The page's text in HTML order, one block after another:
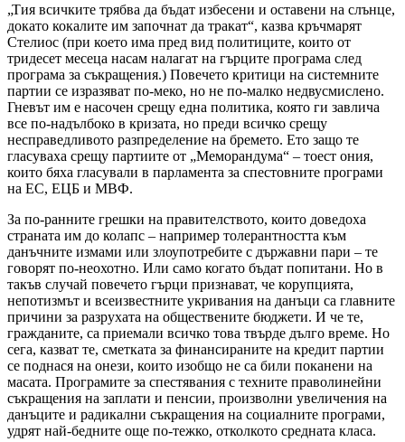
„Тия всичките трябва да бъдат избесени и оставени на слънце,
докато кокалите им започнат да тракат“, казва кръчмарят
Стелиос (при което има пред вид политиците, които от
тридесет месеца насам налагат на гърците програма след
програма за съкращения.) Повечето критици на системните
партии се изразяват по-меко, но не по-малко недвусмислено.
Гневът им е насочен срещу една политика, която ги завлича
все по-надълбоко в кризата, но преди всичко срещу
несправедливото разпределение на бремето. Ето защо те
гласуваха срещу партиите от „Меморандума“ – тоест ония,
които бяха гласували в парламента за спестовните програми
на ЕС, ЕЦБ и МВФ.
За по-ранните грешки на правителството, които доведоха
страната им до колапс – например толерантността към
данъчните измами или злоупотребите с държавни пари – те
говорят по-неохотно. Или само когато бъдат попитани. Но в
такъв случай повечето гърци признават, че корупцията,
непотизмът и всеизвестните укривания на данъци са главните
причини за разрухата на обществените бюджети. И че те,
гражданите, са приемали всичко това твърде дълго време. Но
сега, казват те, сметката за финансираните на кредит партии
се поднася на онези, които изобщо не са били поканени на
масата. Програмите за спестявания с техните праволинейни
съкращения на заплати и пенсии, произволни увеличения на
данъците и радикални съкращения на социалните програми,
удрят най-бедните още по-тежко, отколкото средната класа.